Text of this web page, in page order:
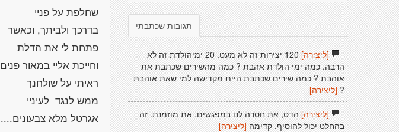
שחלפת על פניי
בדרכך ולביתך, וכאשר
פתחת לי את הדלת
וחייכת אליי במאור פנים
ראיתי על שולחנך
ממש לנגד לעיניי
אגרטל מלא צבעונים....
תגובות שכתבתי
[ליצירה]
120 יצירות זה לא מעט. 20 ימיהולדת זה לא
הרבה. כמה ימי הולדת אהבת ? כמה מהשירים שכתבת את
אוהבת ? כמה שירים שכתבת היית מקדישה למי שאת אוהבת
?[ליצירה]
[ליצירה]הדס, את חסרה לנו במפגשים. את מוזמנת. זה
בהחלט יכול להוסיף. קדימה [ליצירה]